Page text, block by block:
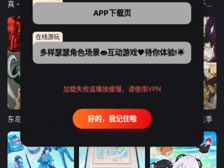
真・进化果 实不知不觉踏上胜利的人生 东京猫猫 NEW～♡ 弹珠汽水瓶里的千岁同学
古诺希亚 致不灭的你 第三季
APP下载页
在线游玩
多样瑟瑟角色场景👄互动游戏💗待你体验!🌟
加载失败或播放缓慢，请使用VPN
好的，我记住啦